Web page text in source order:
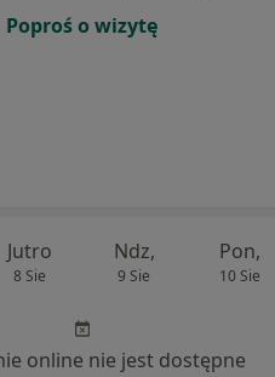
Poproś o wizytę
Jutro
8 Sie
Ndz,
9 Sie
Pon,
10 Sie
online nie jest dostępne